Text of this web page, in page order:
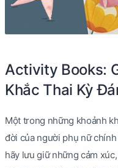
Activity Books:
Khắc Thai Kỳ
Một trong những khoảnh
đời của người phụ nữ
hãy lưu giữ những cảm